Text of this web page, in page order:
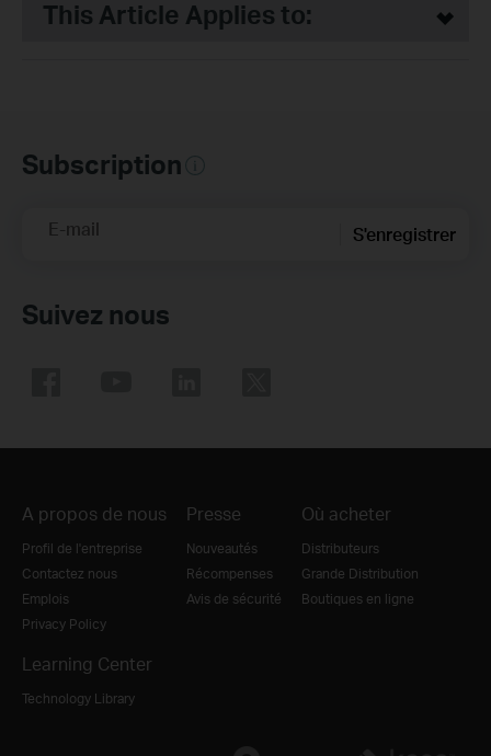
This Article Applies to:
Subscription
E-mail S'enregistrer
Suivez nous
A propos de nous
Profil de l'entreprise
Contactez nous
Emplois
Privacy Policy
Presse
Nouveautés
Récompenses
Avis de sécurité
Où acheter
Distributeurs
Grande Distribution
Boutiques en ligne
Learning Center
Technology Library